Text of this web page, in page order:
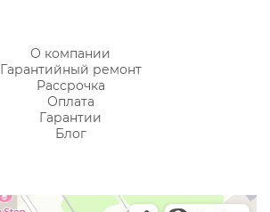
О компании
Гарантийный ремонт
Рассрочка
Оплата
Гарантии
Блог